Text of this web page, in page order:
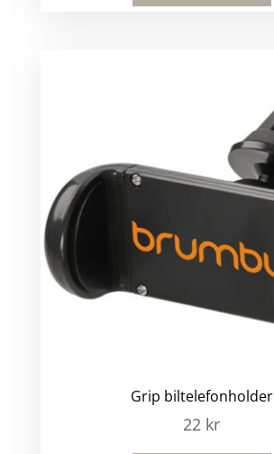
Grip biltelefonholder
22 kr